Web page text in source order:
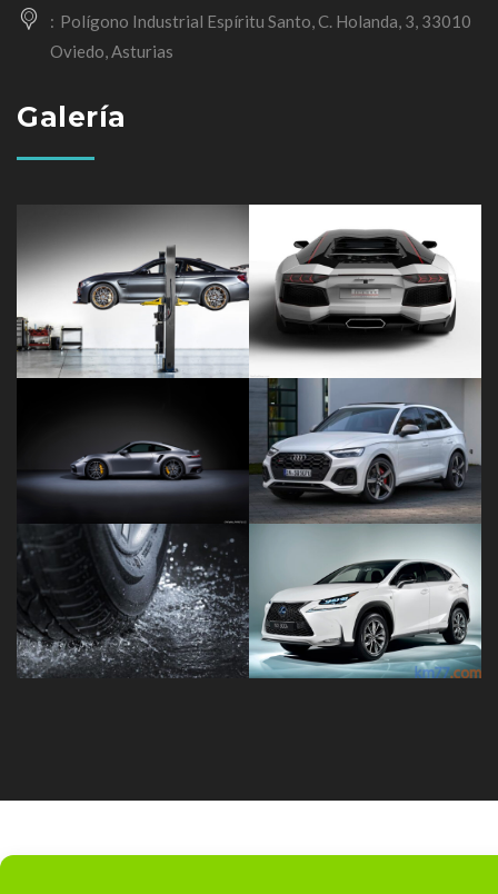
Polígono Industrial Espíritu Santo, C. Holanda, 3, 33010
Oviedo, Asturias
Galería